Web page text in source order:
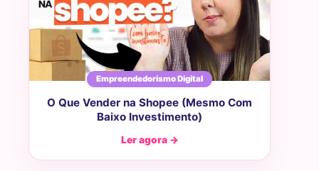
Empreendedorismo Digital
O Que Vender na Shopee (Mesmo Com
Baixo Investimento)
Ler agora →